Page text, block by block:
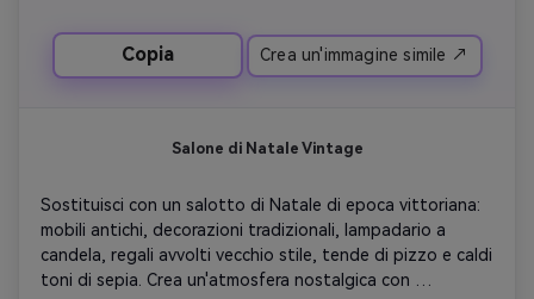
del bordo dalla neve.
Copia Crea un'immagine simile ↗
Salone di Natale Vintage
Sostituisci con un salotto di Natale di epoca vittoriana:
mobili antichi, decorazioni tradizionali, lampadario a
candela, regali avvolti vecchio stile, tende di pizzo e caldi
toni di sepia. Crea un'atmosfera nostalgica con